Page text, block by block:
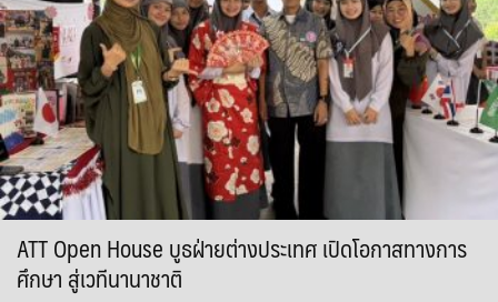
ATT Open House บูธฝ่ายต่างประเทศ เปิดโอกาสทางการ
ศึกษา สู่เวทีนานาชาติ